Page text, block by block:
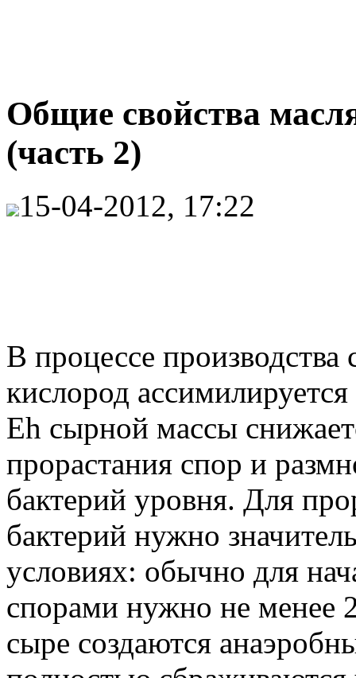
Общие свойства
(часть 2)
15-04-2012, 17:22
В процессе
кислород
Eh сырной массы
прорастания спор и
бактерий уровня. Для
бактерий нужно
условиях: обычно для
спорами нужно не менее
сыре создаются